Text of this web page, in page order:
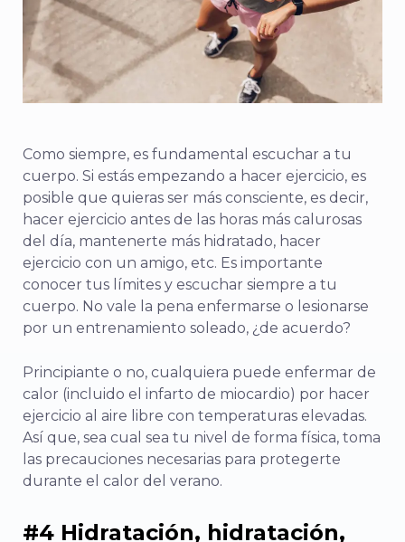
Como siempre, es fundamental escuchar a tu
cuerpo. Si estás empezando a hacer ejercicio, es
posible que quieras ser más consciente, es decir,
hacer ejercicio antes de las horas más calurosas
del día, mantenerte más hidratado, hacer
ejercicio con un amigo, etc. Es importante
conocer tus límites y escuchar siempre a tu
cuerpo. No vale la pena enfermarse o lesionarse
por un entrenamiento soleado, ¿de acuerdo?
Principiante o no, cualquiera puede enfermar de
calor (incluido el infarto de miocardio) por hacer
ejercicio al aire libre con temperaturas elevadas.
Así que, sea cual sea tu nivel de forma física, toma
las precauciones necesarias para protegerte
durante el calor del verano.
#4 Hidratación, hidratación,